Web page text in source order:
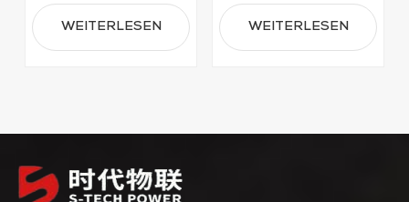
Elektrogabelstapler
WEITERLESEN WEITERLESEN